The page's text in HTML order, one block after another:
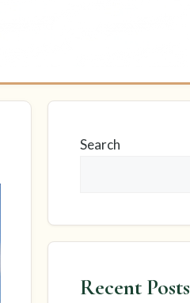
Search
Recent Posts